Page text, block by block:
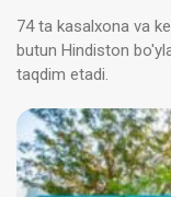
74 ta kasalxona va
butun Hindiston
taqdim etadi.